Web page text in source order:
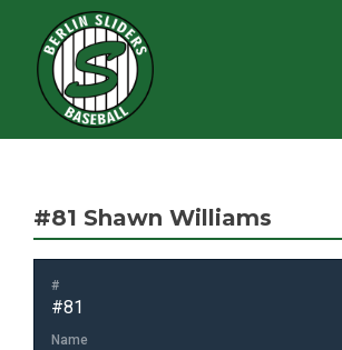
#81 Shawn Williams
#
#81
Name